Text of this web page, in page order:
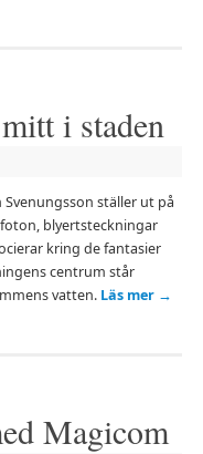
i staden
Svenungsson ställer ut på
blyertsteckningar
kring de fantasier
centrum står
vatten. Läs mer →
Magicom